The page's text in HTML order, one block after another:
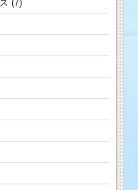
(7)